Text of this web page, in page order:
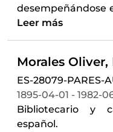
desempeñándose
Leer más
Morales Oliver,
ES-28079-PARES-
1895-04-01 - 1982-
Bibliotecario y
español.